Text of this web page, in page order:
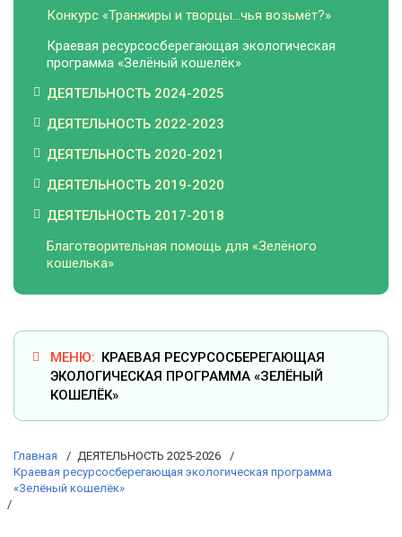
Конкурс «Транжиры и творцы…чья возьмёт?»
Краевая ресурсосберегающая экологическая
программа «Зелёный кошелёк»
ДЕЯТЕЛЬНОСТЬ 2024-2025
ДЕЯТЕЛЬНОСТЬ 2022-2023
ДЕЯТЕЛЬНОСТЬ 2020-2021
ДЕЯТЕЛЬНОСТЬ 2019-2020
ДЕЯТЕЛЬНОСТЬ 2017-2018
Благотворительная помощь для «Зелёного
кошелька»
КРАЕВАЯ РЕСУРСОСБЕРЕГАЮЩАЯ
ЭКОЛОГИЧЕСКАЯ ПРОГРАММА «ЗЕЛЁНЫЙ
КОШЕЛЁК»
Главная
ДЕЯТЕЛЬНОСТЬ 2025-2026
Краевая ресурсосберегающая экологическая программа
«Зелёный кошелёк»